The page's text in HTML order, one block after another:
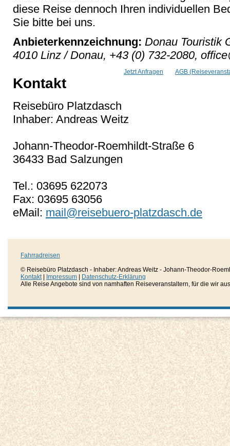
diese Reise dennoch Ihren individuellen
Sie bitte bei uns.
Anbieterkennzeichnung: Donau Touristik
4010 Linz / Donau, +43 (0) 732-2080,
Jetzt Anfragen AGB
Kontakt
Reisebüro Platzdasch
Inhaber: Andreas Weitz
Johann-Theodor-Roemhildt-Straße 6
36433 Bad Salzungen
Tel.: 03695 622073
Fax: 03695 63056
eMail: mail@reisebuero-platzdasch.de
Fahrradreisen
© Reisebüro Platzdasch - Inhaber: Andreas Weitz - Johann-Theodor-
Kontakt| Impressum
Datenschutz-Erklärung
Alle Reise Angebote sind von namhaften Reiseveranstaltern, für die wir